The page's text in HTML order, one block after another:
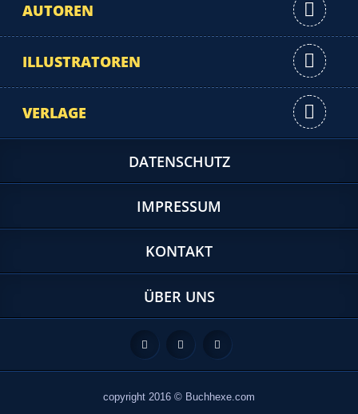
AUTOREN
ILLUSTRATOREN
VERLAGE
DATENSCHUTZ
IMPRESSUM
copyright 2016 © Buchhexe.com
KONTAKT
ÜBER UNS
Feed